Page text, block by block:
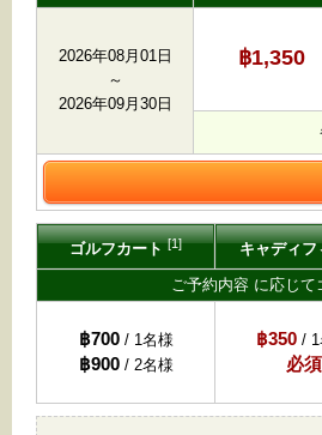
2026年08月01日
～
2026年09月30日
฿1,350
ゴルフカート[1] キャディ
ご予約内容 に応じ
฿700/ 1名様
฿900/ 2名様
฿350 / 1
必須